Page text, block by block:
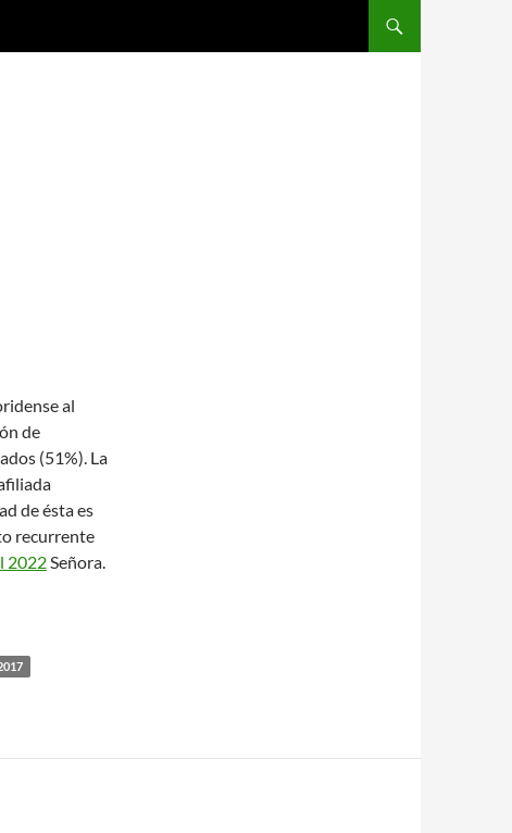
al
de
(51%). La
de ésta es
recurrente
2022Señora.